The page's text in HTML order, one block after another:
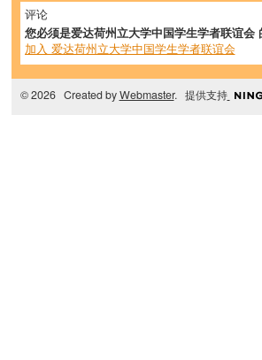
评论
您必须是爱达荷州立大学中国学生学者联谊会
加入 爱达荷州立大学中国学生学者联谊会
© 2026 Created byWebmaster. 提供支持